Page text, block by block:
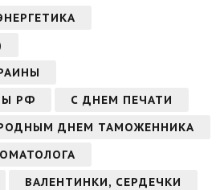
РФ
С ДНЕМ ПЕЧАТИ
ДНЕМ ТАМОЖЕННИКА
ВАЛЕНТИНКИ, СЕРДЕЧКИ